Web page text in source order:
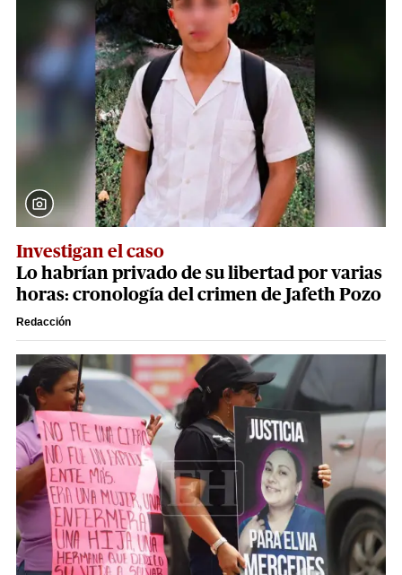
Investigan el caso
Lo habrían privado de su libertad por varias
horas: cronología del crimen de Jafeth Pozo
Redacción